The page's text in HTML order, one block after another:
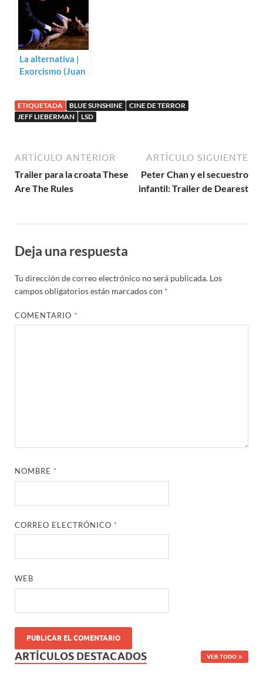
La alternativa |
Exorcismo (Juan
ETIQUETADA BLUE SUNSHINE
CINE DE TERROR
JEFF LIEBERMAN
LSD
ARTÍCULO ANTERIOR
Trailer para la croata These
Are The Rules
ARTÍCULO SIGUIENTE
Peter Chan y el secuestro
infantil: Trailer de Dearest
Deja una respuesta
Tu dirección de correo electrónico no será publicada. Los
campos obligatorios están marcados con *
COMENTARIO *
NOMBRE *
CORREO ELECTRÓNICO *
WEB
ARTÍCULOS DESTACADOS VER TODO